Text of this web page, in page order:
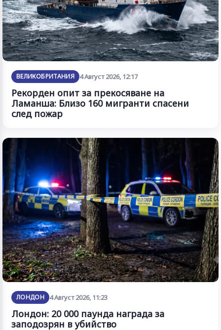
ВЕЛИКОБРИТАНИЯ 4 Август 2026, 12:17
Рекорден опит за прекосяване на
Ламанша: Близо 160 мигранти спасени
след пожар
ЛОНДОН 4 Август 2026, 11:23
Лондон: 20 000 паунда награда за
заподозрян в убийство